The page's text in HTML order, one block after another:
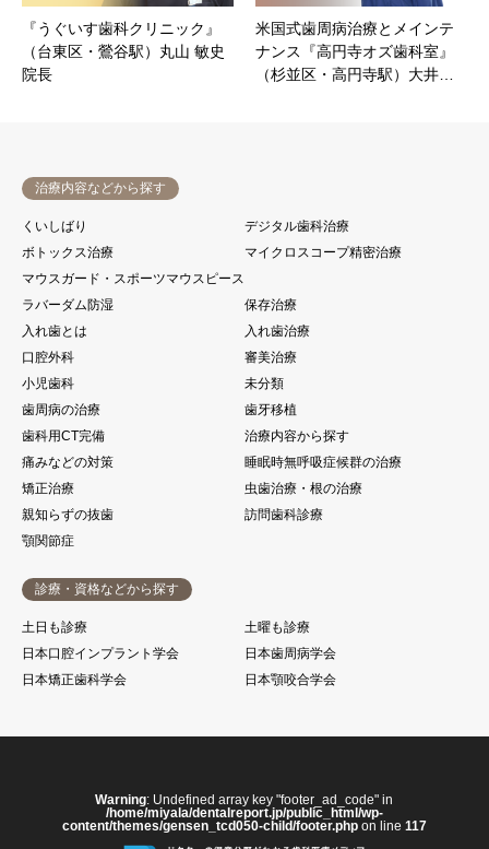
『うぐいす歯科クリニック』
（台東区・鶯谷駅）丸山 敏史
院長
米国式歯周病治療とメインテ
ナンス『高円寺オズ歯科室』
（杉並区・高円寺駅）大井…
治療内容などから探す
くいしばり
デジタル歯科治療
ボトックス治療
マイクロスコープ精密治療
マウスガード・スポーツマウスピース
ラバーダム防湿
保存治療
入れ歯とは
入れ歯治療
口腔外科
審美治療
小児歯科
未分類
歯周病の治療
歯牙移植
歯科用CT完備
治療内容から探す
痛みなどの対策
睡眠時無呼吸症候群の治療
矯正治療
虫歯治療・根の治療
親知らずの抜歯
訪問歯科診療
顎関節症
診療・資格などから探す
土日も診療
土曜も診療
日本口腔インプラント学会
日本歯周病学会
日本矯正歯科学会
日本顎咬合学会
Warning: Undefined array key "footer_ad_code" in
/home/miyala/dentalreport.jp/public_html/wp-
content/themes/gensen_tcd050-child/footer.php on line 117